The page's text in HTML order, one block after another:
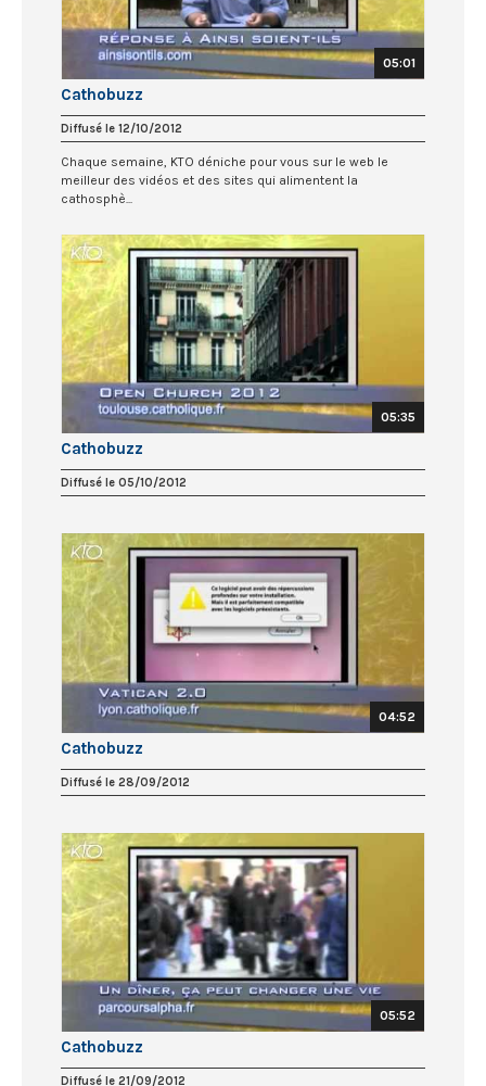
05:01
Cathobuzz
Diffusé le 12/10/2012
Chaque semaine, KTO déniche pour vous sur le web le
meilleur des vidéos et des sites qui alimentent la
cathosphè...
05:35
Cathobuzz
Diffusé le 05/10/2012
04:52
Cathobuzz
Diffusé le 28/09/2012
05:52
Cathobuzz
Diffusé le 21/09/2012